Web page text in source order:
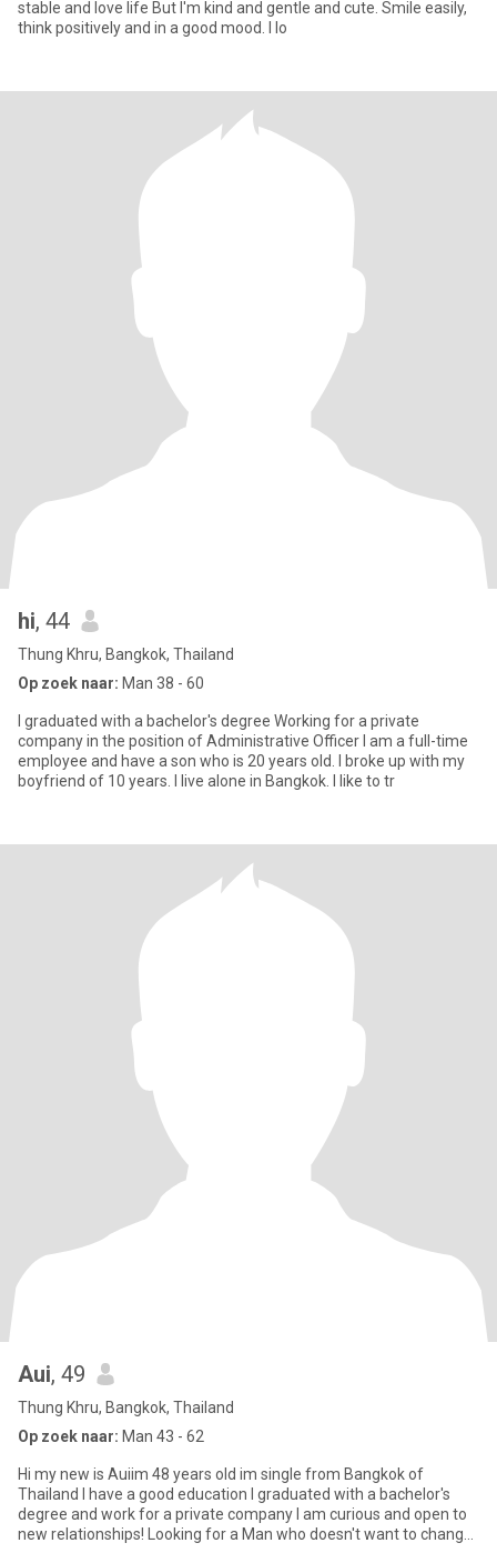
stable and love life But I'm kind and gentle and cute. Smile easily,
think positively and in a good mood. I lo
hi, 44
Thung Khru, Bangkok, Thailand
Op zoek naar: Man 38 - 60
I graduated with a bachelor's degree Working for a private
company in the position of Administrative Officer I am a full-time
employee and have a son who is 20 years old. I broke up with my
boyfriend of 10 years. I live alone in Bangkok. I like to tr
Aui, 49
Thung Khru, Bangkok, Thailand
Op zoek naar: Man 43 - 62
Hi my new is Auiim 48 years old im single from Bangkok of
Thailand I have a good education I graduated with a bachelor's
degree and work for a private company I am curious and open to
new relationships! Looking for a Man who doesn't want to change